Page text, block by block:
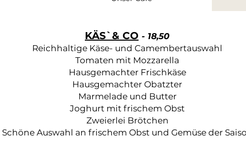
KÄS`& CO - 18,50
Reichhaltige Käse- und Camembertauswahl
Tomaten mit Mozzarella
Hausgemachter Frischkäse
Hausgemachter Obatzter
Marmelade und Butter
Joghurt mit frischem Obst
Zweierlei Brötchen
Schöne Auswahl an frischem Obst und Gemüse der